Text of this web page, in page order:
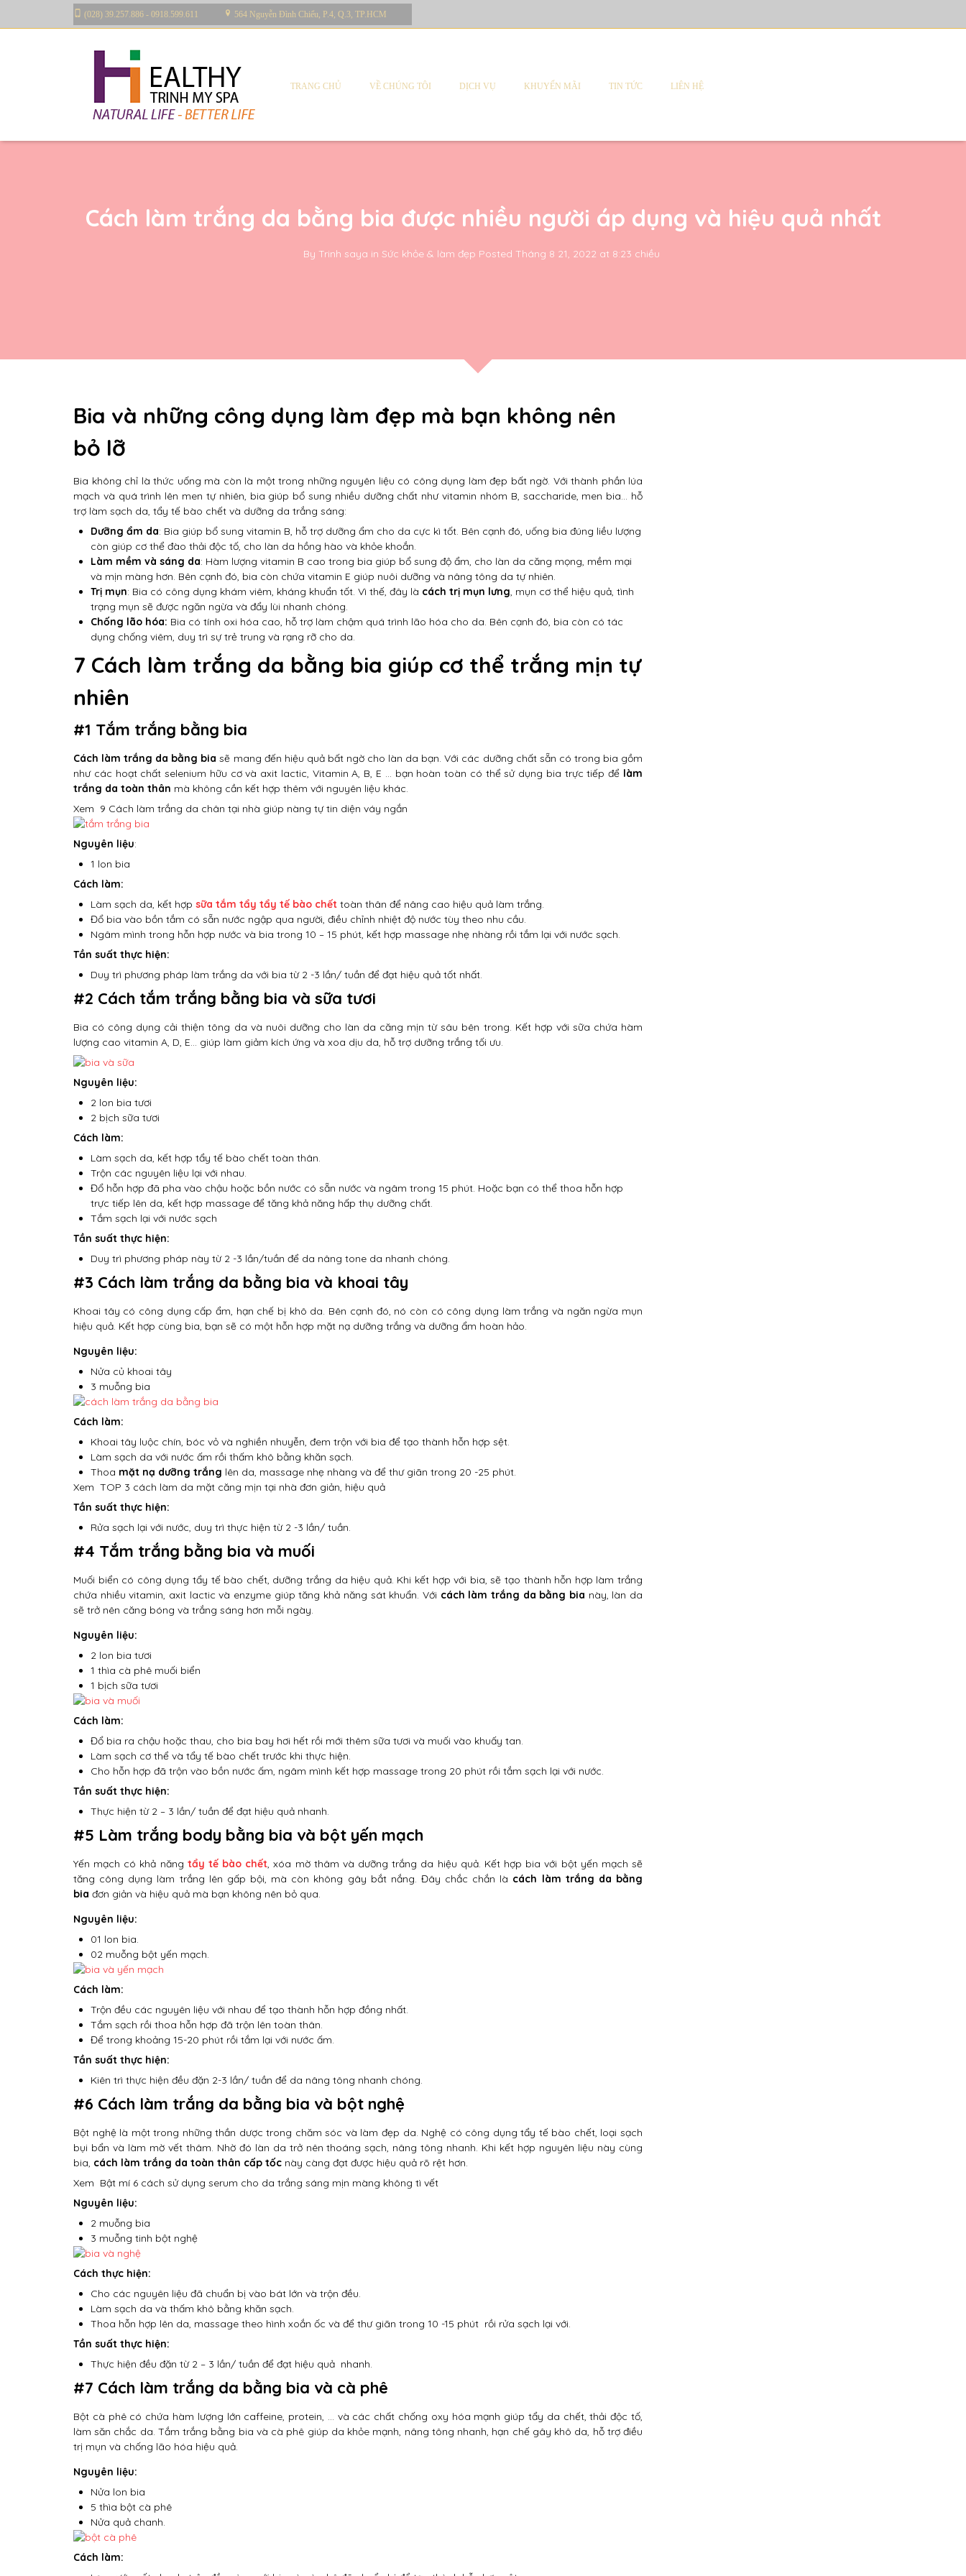
(028) 39.257.886 - 0918.599.611 564 Nguyễn Đình Chiểu, P.4, Q.3, TP.HCM
TRANG CHỦ VỀ CHÚNG TÔI DỊCH VỤ KHUYẾN MÃI TIN TỨC LIÊN HỆ
Cách làm trắng da bằng bia được nhiều người áp dụng và hiệu quả nhất
By Trinh saya in Sức khỏe & làm đẹp Posted Tháng 8 21, 2022 at 8:23 chiều
Bia và những công dụng làm đẹp mà bạn không nên
bỏ lỡ
Bia không chỉ là thức uống mà còn là một trong những nguyên liệu có công dụng làm đẹp bất ngờ. Với thành phần lúa
mạch và quá trình lên men tự nhiên, bia giúp bổ sung nhiều dưỡng chất như vitamin nhóm B, saccharide, men bia… hỗ
trợ làm sạch da, tẩy tế bào chết và dưỡng da trắng sáng:
Dưỡng ẩm da: Bia giúp bổ sung vitamin B, hỗ trợ dưỡng ẩm cho da cực kì tốt. Bên cạnh đó, uống bia đúng liều lượng
còn giúp cơ thể đào thải độc tố, cho làn da hồng hào và khỏe khoắn.
Làm mềm và sáng da: Hàm lượng vitamin B cao trong bia giúp bổ sung độ ẩm, cho làn da căng mọng, mềm mại
và mịn màng hơn. Bên cạnh đó, bia còn chứa vitamin E giúp nuôi dưỡng và nâng tông da tự nhiên.
Trị mụn: Bia có công dụng khám viêm, kháng khuẩn tốt. Vì thế, đây là cách trị mụn lưng, mụn cơ thể hiệu quả, tình
trạng mụn sẽ được ngăn ngừa và đẩy lùi nhanh chóng.
Chống lão hóa: Bia có tính oxi hóa cao, hỗ trợ làm chậm quá trình lão hóa cho da. Bên cạnh đó, bia còn có tác
dụng chống viêm, duy trì sự trẻ trung và rạng rỡ cho da.
7 Cách làm trắng da bằng bia giúp cơ thể trắng mịn tự
nhiên
#1 Tắm trắng bằng bia
Cách làm trắng da bằng bia sẽ mang đến hiệu quả bất ngờ cho làn da bạn. Với các dưỡng chất sẵn có trong bia gồm
như các hoạt chất selenium hữu cơ và axit lactic, Vitamin A, B, E … bạn hoàn toàn có thể sử dụng bia trực tiếp để làm
trắng da toàn thân mà không cần kết hợp thêm với nguyên liệu khác.
Xem 9 Cách làm trắng da chân tại nhà giúp nàng tự tin diện váy ngắn
Nguyên liệu:
1 lon bia
Cách làm:
Làm sạch da, kết hợp sữa tắm tẩy tẩy tế bào chết toàn thân để nâng cao hiệu quả làm trắng.
Đổ bia vào bồn tắm có sẵn nước ngập qua người, điều chỉnh nhiệt độ nước tùy theo nhu cầu.
Ngâm mình trong hỗn hợp nước và bia trong 10 – 15 phút, kết hợp massage nhẹ nhàng rồi tắm lại với nước sạch.
Tần suất thực hiện:
Duy trì phương pháp làm trắng da với bia từ 2 -3 lần/ tuần để đạt hiệu quả tốt nhất.
#2 Cách tắm trắng bằng bia và sữa tươi
Bia có công dụng cải thiện tông da và nuôi dưỡng cho làn da căng mịn từ sâu bên trong. Kết hợp với sữa chứa hàm
lượng cao vitamin A, D, E… giúp làm giảm kích ứng và xoa dịu da, hỗ trợ dưỡng trắng tối ưu.
Nguyên liệu:
2 lon bia tươi
2 bịch sữa tươi
Cách làm:
Làm sạch da, kết hợp tẩy tế bào chết toàn thân.
Trộn các nguyên liệu lại với nhau.
Đổ hỗn hợp đã pha vào chậu hoặc bồn nước có sẵn nước và ngâm trong 15 phút. Hoặc bạn có thể thoa hỗn hợp
trực tiếp lên da, kết hợp massage để tăng khả năng hấp thụ dưỡng chất.
Tắm sạch lại với nước sạch
Tần suất thực hiện:
Duy trì phương pháp này từ 2 -3 lần/tuần để da nâng tone da nhanh chóng.
#3 Cách làm trắng da bằng bia và khoai tây
Khoai tây có công dụng cấp ẩm, hạn chế bị khô da. Bên cạnh đó, nó còn có công dụng làm trắng và ngăn ngừa mụn
hiệu quả. Kết hợp cùng bia, bạn sẽ có một hỗn hợp mặt nạ dưỡng trắng và dưỡng ẩm hoàn hảo.
Nguyên liệu:
Nửa củ khoai tây
3 muỗng bia
Cách làm:
Khoai tây luộc chín, bóc vỏ và nghiền nhuyễn, đem trộn với bia để tạo thành hỗn hợp sệt.
Làm sạch da với nước ấm rồi thấm khô bằng khăn sạch.
Thoa mặt nạ dưỡng trắng lên da, massage nhẹ nhàng và để thư giãn trong 20 -25 phút.
Xem TOP 3 cách làm da mặt căng mịn tại nhà đơn giản, hiệu quả
Tần suất thực hiện:
Rửa sạch lại với nước, duy trì thực hiện từ 2 -3 lần/ tuần.
#4 Tắm trắng bằng bia và muối
Muối biển có công dụng tẩy tế bào chết, dưỡng trắng da hiệu quả. Khi kết hợp với bia, sẽ tạo thành hỗn hợp làm trắng
chứa nhiều vitamin, axit lactic và enzyme giúp tăng khả năng sát khuẩn. Với cách làm trắng da bằng bia này, làn da
sẽ trở nên căng bóng và trắng sáng hơn mỗi ngày.
Nguyên liệu:
2 lon bia tươi
1 thìa cà phê muối biển
1 bịch sữa tươi
Cách làm:
Đổ bia ra chậu hoặc thau, cho bia bay hơi hết rồi mới thêm sữa tươi và muối vào khuấy tan.
Làm sạch cơ thể và tẩy tế bào chết trước khi thực hiện.
Cho hỗn hợp đã trộn vào bồn nước ấm, ngâm mình kết hợp massage trong 20 phút rồi tắm sạch lại với nước.
Tần suất thực hiện:
Thực hiện từ 2 – 3 lần/ tuần để đạt hiệu quả nhanh.
#5 Làm trắng body bằng bia và bột yến mạch
Yến mạch có khả năng tẩy tế bào chết, xóa mờ thâm và dưỡng trắng da hiệu quả. Kết hợp bia với bột yến mạch sẽ
tăng công dụng làm trắng lên gấp bội, mà còn không gây bắt nắng. Đây chắc chắn là cách làm trắng da bằng
bia đơn giản và hiệu quả mà bạn không nên bỏ qua.
Nguyên liệu:
01 lon bia.
02 muỗng bột yến mạch.
Cách làm:
Trộn đều các nguyên liệu với nhau để tạo thành hỗn hợp đồng nhất.
Tắm sạch rồi thoa hỗn hợp đã trộn lên toàn thân.
Để trong khoảng 15-20 phút rồi tắm lại với nước ấm.
Tần suất thực hiện:
Kiên trì thực hiện đều đặn 2-3 lần/ tuần để da nâng tông nhanh chóng.
#6 Cách làm trắng da bằng bia và bột nghệ
Bột nghệ là một trong những thần dược trong chăm sóc và làm đẹp da. Nghệ có công dụng tẩy tế bào chết, loại sạch
bụi bẩn và làm mờ vết thâm. Nhờ đó làn da trở nên thoáng sạch, nâng tông nhanh. Khi kết hợp nguyên liệu này cùng
bia, cách làm trắng da toàn thân cấp tốc này càng đạt được hiệu quả rõ rệt hơn.
Xem Bật mí 6 cách sử dụng serum cho da trắng sáng mịn màng không tì vết
Nguyên liệu:
2 muỗng bia
3 muỗng tinh bột nghệ
Cách thực hiện:
Cho các nguyên liệu đã chuẩn bị vào bát lớn và trộn đều.
Làm sạch da và thấm khô bằng khăn sạch.
Thoa hỗn hợp lên da, massage theo hình xoắn ốc và để thư giãn trong 10 -15 phút rồi rửa sạch lại với.
Tần suất thực hiện:
Thực hiện đều đặn từ 2 – 3 lần/ tuần để đạt hiệu quả nhanh.
#7 Cách làm trắng da bằng bia và cà phê
Bột cà phê có chứa hàm lượng lớn caffeine, protein, … và các chất chống oxy hóa mạnh giúp tẩy da chết, thải độc tố,
làm săn chắc da. Tắm trắng bằng bia và cà phê giúp da khỏe mạnh, nâng tông nhanh, hạn chế gây khô da, hỗ trợ điều
trị mụn và chống lão hóa hiệu quả.
Nguyên liệu:
Nửa lon bia
5 thìa bột cà phê
Nửa quả chanh.
Cách làm: